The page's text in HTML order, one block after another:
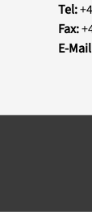
Tel:
Fax:
E-